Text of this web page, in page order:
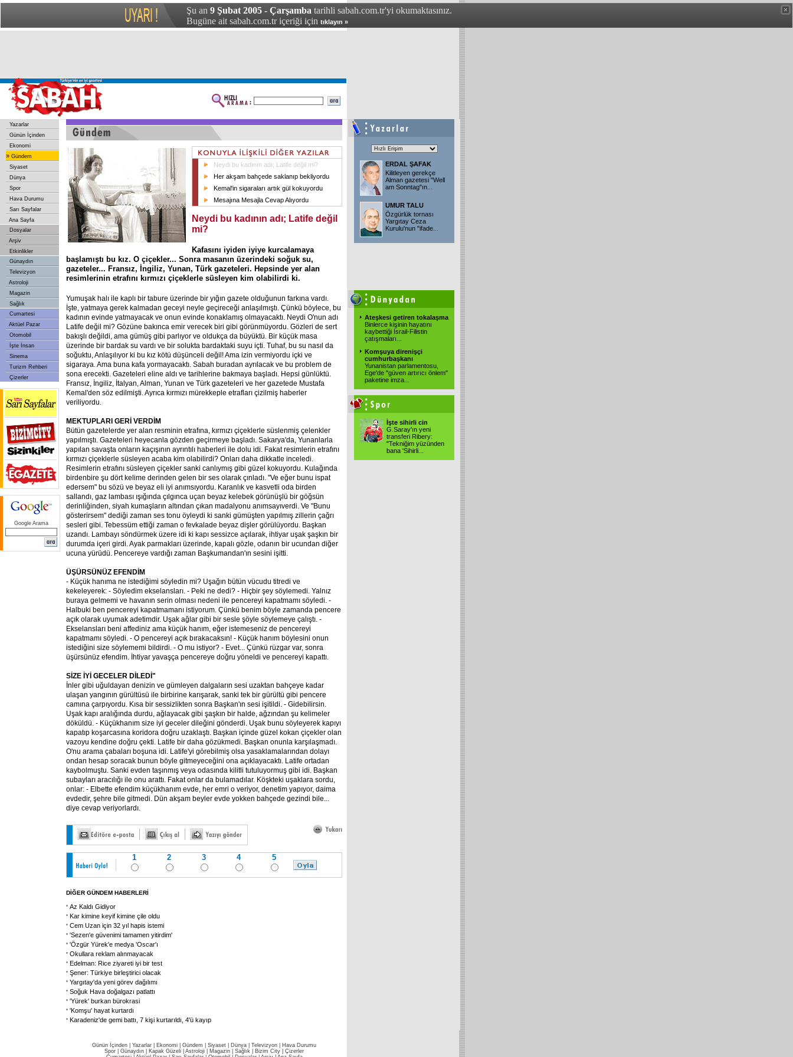
Şu an 9 Şubat 2005 - Çarşamba tarihli sabah.com.tr'yi okumaktasınız.
Bugüne ait sabah.com.tr içeriği için tıklayın »
Yazarlar
Günün İçinden
Ekonomi
» Gündem
Siyaset
Dünya
Spor
Hava Durumu
Sarı Sayfalar
Ana Sayfa
Dosyalar
Arşiv
Etkinlikler
Günaydın
Televizyon
Astroloji
Magazin
Sağlık
Cumartesi
Aktüel Pazar
Otomobil
İşte İnsan
Sinema
Turizm Rehberi
Çizerler
Google Arama
Neydi bu kadının adı; Latife değil mi?
Her akşam bahçede saklanıp bekliyordu
Kemal'in sigaraları artık gül kokuyordu
Mesajına Mesajla Cevap Alıyordu
Neydi bu kadının adı; Latife değil
mi?
Kafasını iyiden iyiye kurcalamaya
başlamıştı bu kız. O çiçekler... Sonra masanın üzerindeki soğuk su,
gazeteler... Fransız, İngiliz, Yunan, Türk gazeteleri. Hepsinde yer alan
resimlerinin etrafını kırmızı çiçeklerle süsleyen kim olabilirdi ki.
Yumuşak halı ile kaplı bir tabure üzerinde bir yığın gazete olduğunun farkına vardı.
İşte, yatmaya gerek kalmadan geceyi neyle geçireceği anlaşılmıştı. Çünkü böylece, bu
kadının evinde yatmayacak ve onun evinde konaklamış olmayacaktı. Neydi O'nun adı
Latife değil mi? Gözüne bakınca emir verecek biri gibi görünmüyordu. Gözleri de sert
bakışlı değildi, ama gümüş gibi parlıyor ve oldukça da büyüktü. Bir küçük masa
üzerinde bir bardak su vardı ve bir solukta bardaktaki suyu içti. Tuhaf, bu su nasıl da
soğuktu, Anlaşılıyor ki bu kız kötü düşünceli değil! Ama izin vermiyordu içki ve
sigaraya. Ama buna kafa yormayacaktı. Sabah buradan ayrılacak ve bu problem de
sona erecekti. Gazeteleri eline aldı ve tarihlerine bakmaya başladı. Hepsi günlüktü.
Fransız, İngiliz, İtalyan, Alman, Yunan ve Türk gazeteleri ve her gazetede Mustafa
Kemal'den söz edilmişti. Ayrıca kırmızı mürekkeple etrafları çizilmiş haberler
veriliyordu.
MEKTUPLARI GERİ VERDİM
Bütün gazetelerde yer alan resminin etrafına, kırmızı çiçeklerle süslenmiş çelenkler
yapılmıştı. Gazeteleri heyecanla gözden geçirmeye başladı. Sakarya'da, Yunanlarla
yapılan savaşta onların kaçışının ayrıntılı haberleri ile dolu idi. Fakat resimlerin etrafını
kırmızı çiçeklerle süsleyen acaba kim olabilirdi? Onları daha dikkatle inceledi.
Resimlerin etrafını süsleyen çiçekler sanki canlıymış gibi güzel kokuyordu. Kulağında
birdenbire şu dört kelime derinden gelen bir ses olarak çınladı. "Ve eğer bunu ispat
edersem" bu sözü ve beyaz eli iyi anımsıyordu. Karanlık ve kasvetli oda birden
sallandı, gaz lambası ışığında çılgınca uçan beyaz kelebek görünüşlü bir göğsün
derinliğinden, siyah kumaşların altından çıkan madalyonu anımsayıverdi. Ve "Bunu
gösterirsem" dediği zaman ses tonu öyleydi ki sanki gümüşten yapılmış zillerin çağrı
sesleri gibi. Tebessüm ettiği zaman o fevkalade beyaz dişler görülüyordu. Başkan
uzandı. Lambayı söndürmek üzere idi ki kapı sessizce açılarak, ihtiyar uşak şaşkın bir
durumda içeri girdi. Ayak parmakları üzerinde, kapalı gözle, odanın bir ucundan diğer
ucuna yürüdü. Pencereye vardığı zaman Başkumandan'ın sesini işitti.
ÜŞÜRSÜNÜZ EFENDİM
- Küçük hanıma ne istediğimi söyledin mi? Uşağın bütün vücudu titredi ve
kekeleyerek: - Söyledim ekselansları. - Peki ne dedi? - Hiçbir şey söylemedi. Yalnız
buraya gelmemi ve havanın serin olması nedeni ile pencereyi kapatmamı söyledi. -
Halbuki ben pencereyi kapatmamanı istiyorum. Çünkü benim böyle zamanda pencere
açık olarak uyumak adetimdir. Uşak ağlar gibi bir sesle şöyle söylemeye çalıştı. -
Ekselansları beni affediniz ama küçük hanım, eğer istemeseniz de pencereyi
kapatmamı söyledi. - O pencereyi açık bırakacaksın! - Küçük hanım böylesini onun
istediğini size söylememi bildirdi. - O mu istiyor? - Evet... Çünkü rüzgar var, sonra
üşürsünüz efendim. İhtiyar yavaşça pencereye doğru yöneldi ve pencereyi kapattı.
SİZE İYİ GECELER DİLEDİ"
İnler gibi uğuldayan denizin ve gümleyen dalgaların sesi uzaktan bahçeye kadar
ulaşan yangının gürültüsü ile birbirine karışarak, sanki tek bir gürültü gibi pencere
camına çarpıyordu. Kısa bir sessizlikten sonra Başkan'ın sesi işitildi. - Gidebilirsin.
Uşak kapı aralığında durdu, ağlayacak gibi şaşkın bir halde, ağzından şu kelimeler
döküldü. - Küçükhanım size iyi geceler dileğini gönderdi. Uşak bunu söyleyerek kapıyı
kapatıp koşarcasına koridora doğru uzaklaştı. Başkan içinde güzel kokan çiçekler olan
vazoyu kendine doğru çekti. Latife bir daha gözükmedi. Başkan onunla karşılaşmadı.
O'nu arama çabaları boşuna idi. Latife'yi görebilmiş olsa yasaklamalarından dolayı
ondan hesap soracak bunun böyle gitmeyeceğini ona açıklayacaktı. Latife ortadan
kaybolmuştu. Sanki evden taşınmış veya odasında kilitli tutuluyormuş gibi idi. Başkan
subayları aracılığı ile onu arattı. Fakat onlar da bulamadılar. Köşkteki uşaklara sordu,
onlar: - Elbette efendim küçükhanım evde, her emri o veriyor, denetim yapıyor, daima
evdedir, şehre bile gitmedi. Dün akşam beyler evde yokken bahçede gezindi bile...
diye cevap veriyorlardı.
1 2 3 4 5
DİĞER GÜNDEM HABERLERİ
Az Kaldı Gidiyor
Kar kimine keyif kimine çile oldu
Cem Uzan için 32 yıl hapis istemi
'Sezen'e güvenimi tamamen yitirdim'
'Özgür Yürek'e medya 'Oscar'ı
Okullara reklam alınmayacak
Edelman: Rice ziyareti iyi bir test
Şener: Türkiye birleştirici olacak
Yargıtay'da yeni görev dağılımı
Soğuk Hava doğalgazı patlattı
'Yürek' burkan bürokrasi
'Komşu' hayat kurtardı
Karadeniz'de gemi battı, 7 kişi kurtarıldı, 4'ü kayıp
ERDAL ŞAFAK
Kilitleyen gerekçe
Alman gazetesi "Well
am Sonntag"ın...
UMUR TALU
Özgürlük tornası
Yargıtay Ceza
Kurulu'nun "ifade...
Ateşkesi getiren tokalaşma
Binlerce kişinin hayatını
kaybettiği İsrail-Filistin
çatışmaları...
Komşuya direnişçi
cumhurbaşkanı
Yunanistan parlamentosu,
Ege'de "güven artırıcı önlem"
paketine imza...
İşte sihirli cin
G.Saray'ın yeni
transferi Ribery:
"Tekniğim yüzünden
bana 'Sihirli...
Günün İçinden Yazarlar Ekonomi Gündem Siyaset Dünya | Televizyon
Hava Durumu
Spor
Günaydın Kapak Güzeli Astroloji Magazin Sağlık Bizim City
Çizerler